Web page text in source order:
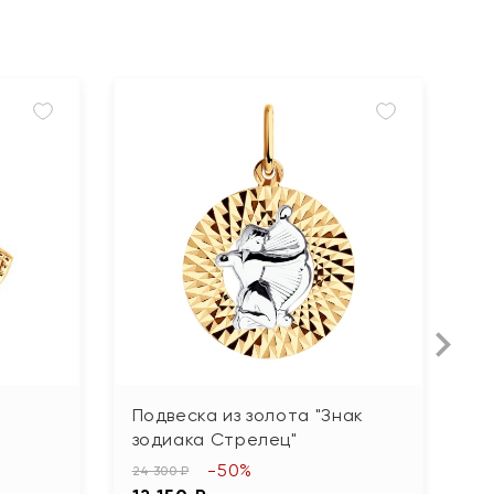
Подвеска из золота "Знак
зодиака Стрелец"
24 300 ₽ -50%